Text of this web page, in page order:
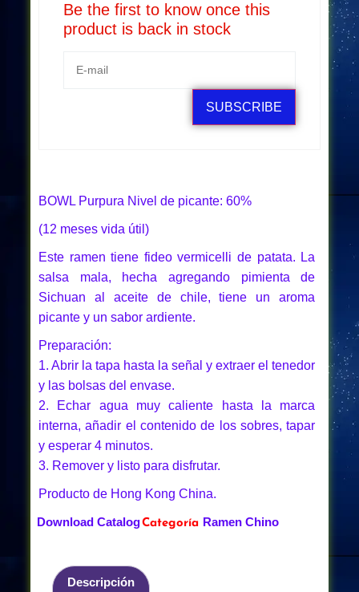
Be the first to know once this
product is back in stock
SUBSCRIBE
BOWL Purpura Nivel de picante: 60%
(12 meses vida útil)
Este ramen tiene fideo vermicelli de patata. La
salsa mala, hecha agregando pimienta de
Sichuan al aceite de chile, tiene un aroma
picante y un sabor ardiente.
Preparación:
1. Abrir la tapa hasta la señal y extraer el tenedor
y las bolsas del envase.
2. Echar agua muy caliente hasta la marca
interna, añadir el contenido de los sobres, tapar
y esperar 4 minutos.
3. Remover y listo para disfrutar.
Producto de Hong Kong China.
Download CatalogCategoría Ramen Chino
Descripción